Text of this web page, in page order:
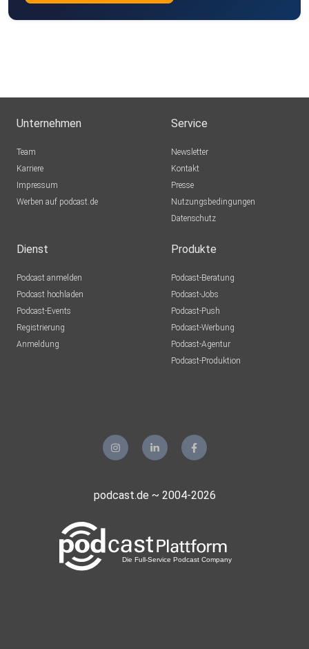
Unternehmen
Team
Karriere
Impressum
Werben auf podcast.de
Service
Newsletter
Kontakt
Presse
Nutzungsbedingungen
Datenschutz
Dienst
Podcast anmelden
Podcast hochladen
Podcast-Events
Registrierung
Anmeldung
Produkte
Podcast-Beratung
Podcast-Jobs
Podcast-Push
Podcast-Werbung
Podcast-Agentur
Podcast-Produktion
podcast.de ~ 2004-2026